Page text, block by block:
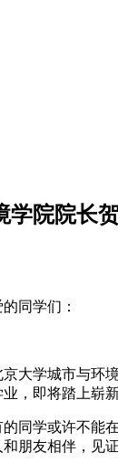
学院院长
同学们：
大学城市与环
，即将踏上崭
同学或许不能
朋友相伴，见